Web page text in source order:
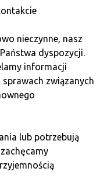
być
inwestowania
obligacji
wyższe
rentowność
a także
Ryzyko jest wyższe
dzięki temu
nieczynne, nasz
dyspozycji.
informacji
związanych
lub potrzebują